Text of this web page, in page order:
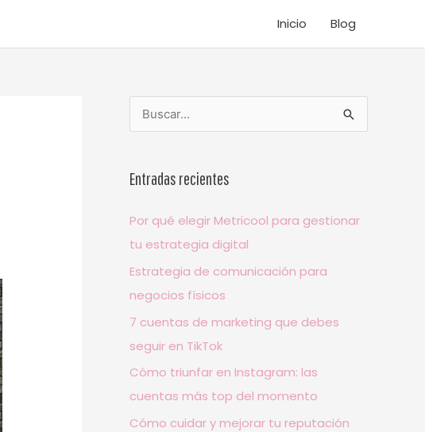
Inicio Blog
c
Entradas recientes
Por qué elegir Metricool para gestionar
tu estrategia digital
Estrategia de comunicación para
negocios físicos
7 cuentas de marketing que debes
seguir en TikTok
Cómo triunfar en Instagram: las
cuentas más top del momento
Cómo cuidar y mejorar tu reputación